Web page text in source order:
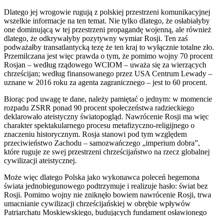
Dlatego jej wrogowie rugują z polskiej przestrzeni komunikacyjnej
wszelkie informacje na ten temat. Nie tylko dlatego, że osłabiałyby
one dominującą w tej przestrzeni propagandę wojenną, ale również
dlatego, że odkrywałyby pozytywny wymiar Rosji. Ten zaś
podważałby transatlantycką tezę że ten kraj to wyłącznie totalne zło.
Przemilczana jest więc prawda o tym, że pomimo wojny 70 procent
Rosjan – według rządowego WCIOM – uważa się za wierzących
chrześcijan; według finansowanego przez USA Centrum Lewady –
uznane w 2016 roku za agenta zagranicznego – jest to 60 procent.
Biorąc pod uwagę te dane, należy pamiętać o jednym: w momencie
rozpadu ZSRR ponad 90 procent społeczeństwa radzieckiego
deklarowało ateistyczny światopogląd. Nawrócenie Rosji ma więc
charakter spektakularnego procesu metafizyczno-religijnego o
znaczeniu historycznym. Rosja stanowi pod tym względem
przeciwieństwo Zachodu – samozwańczego „imperium dobra”,
które ruguje ze swej przestrzeni chrześcijaństwo na rzecz globalnej
cywilizacji ateistycznej.
Może więc dlatego Polska jako wykonawca poleceń hegemona
świata jednobiegunowego podtrzymuje i realizuje hasło: świat bez
Rosji. Pomimo wojny nie zniknęło bowiem nawrócenie Rosji, trwa
umacnianie cywilizacji chrześcijańskiej w obrębie wpływów
Patriarchatu Moskiewskiego, budujących fundament osławionego